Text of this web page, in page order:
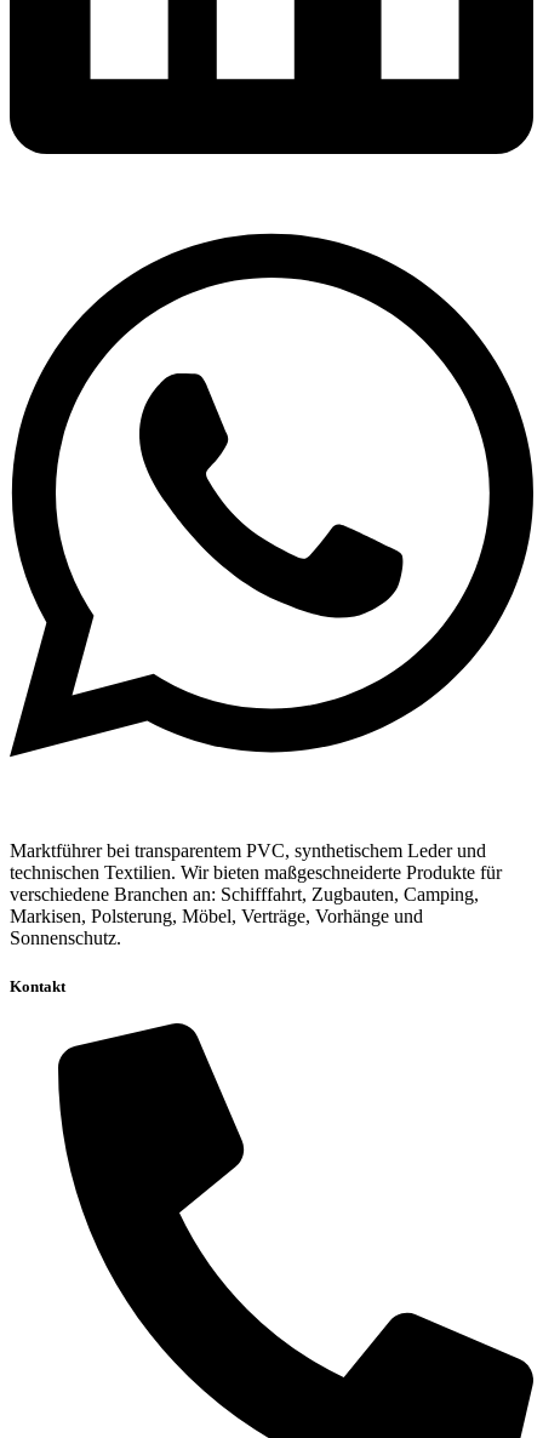
Marktführer bei transparentem PVC, synthetischem Leder und
technischen Textilien. Wir bieten maßgeschneiderte Produkte für
verschiedene Branchen an: Schifffahrt, Zugbauten, Camping,
Markisen, Polsterung, Möbel, Verträge, Vorhänge und
Sonnenschutz.
Kontakt